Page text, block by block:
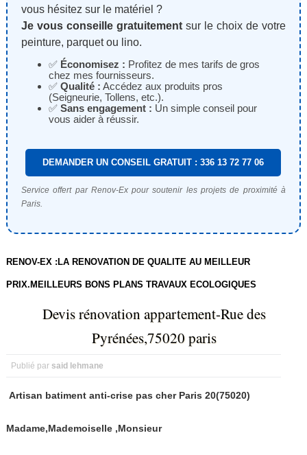
vous hésitez sur le matériel ?
Je vous conseille gratuitementsur le choix de votre
peinture, parquet ou lino.
✅ Économisez : Profitez de mes tarifs de gros
chez mes fournisseurs.
✅ Qualité : Accédez aux produits pros
(Seigneurie, Tollens, etc.).
✅ Sans engagement : Un simple conseil pour
vous aider à réussir.
DEMANDER UN CONSEIL GRATUIT : 336 13 72 77 06
Service offert par Renov-Ex pour soutenir les projets de proximité à
Paris.
RENOV-EX :LA RENOVATION DE QUALITE AU MEILLEUR
PRIX.MEILLEURS BONS PLANS TRAVAUX ECOLOGIQUES
Devis rénovation appartement-Rue des
Pyrénées,75020 paris
Publié par said lehmane
Artisan batiment anti-crise pas cher Paris 20(75020)
Madame,Mademoiselle ,Monsieur